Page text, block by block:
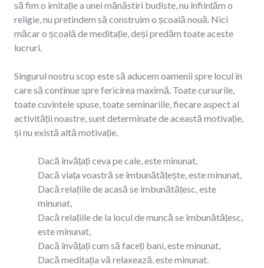
să fim o imitație a unei mănăstiri budiste, nu înființăm o
religie, nu pretindem să construim o școală nouă. Nici
măcar o școală de meditație, deși predăm toate aceste
lucruri.
Singurul nostru scop este să aducem oamenii spre locul în
care să continue spre fericirea maximă. Toate cursurile,
toate cuvintele spuse, toate seminariile, fiecare aspect al
activității noastre, sunt determinate de această motivație,
și nu există altă motivație.
Dacă învățați ceva pe cale, este minunat,
Dacă viața voastră se îmbunătățește, este minunat,
Dacă relațiile de acasă se îmbunătățesc, este
minunat,
Dacă relațiile de la locul de muncă se îmbunătățesc,
este minunat,
Dacă învățați cum să faceți bani, este minunat,
Dacă meditația vă relaxează, este minunat.